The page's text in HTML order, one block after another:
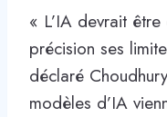
« L’IA devrait
précision ses
déclaré
modèles d’IA